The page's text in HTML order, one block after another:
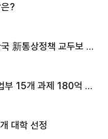
?
新통상정책 교두보 활
부 15개 과제 180억 지
대학 선정